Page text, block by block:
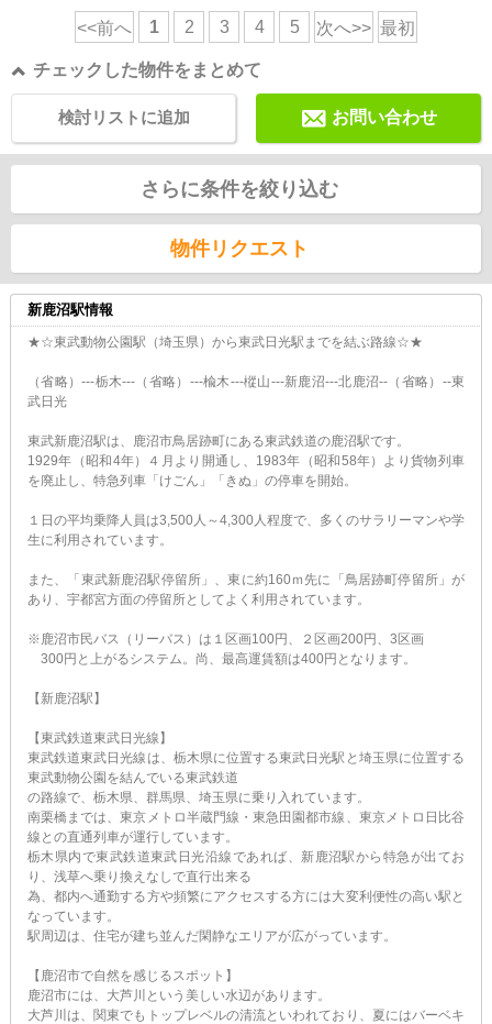
<<前へ 1 2 3 4 5 次へ>> 最初
チェックした物件をまとめて
お問い合わせ
検討リストに追加
さらに条件を絞り込む
物件リクエスト
新鹿沼駅情報
★☆東武動物公園駅（埼玉県）から東武日光駅までを結ぶ路線☆★
（省略）---栃木---（省略）---楡木---樅山---新鹿沼---北鹿沼--（省略）--東
武日光
東武新鹿沼駅は、鹿沼市鳥居跡町にある東武鉄道の鹿沼駅です。
1929年（昭和4年）４月より開通し、1983年（昭和58年）より貨物列車
を廃止し、特急列車「けごん」「きぬ」の停車を開始。
１日の平均乗降人員は3,500人～4,300人程度で、多くのサラリーマンや学
生に利用されています。
また、「東武新鹿沼駅停留所」、東に約160ｍ先に「鳥居跡町停留所」が
あり、宇都宮方面の停留所としてよく利用されています。
※鹿沼市民バス（リーバス）は１区画100円、２区画200円、3区画
300円と上がるシステム。尚、最高運賃額は400円となります。
【新鹿沼駅】
【東武鉄道東武日光線】
東武鉄道東武日光線は、栃木県に位置する東武日光駅と埼玉県に位置する
東武動物公園を結んでいる東武鉄道
の路線で、栃木県、群馬県、埼玉県に乗り入れています。
南栗橋までは、東京メトロ半蔵門線・東急田園都市線、東京メトロ日比谷
線との直通列車が運行しています。
栃木県内で東武鉄道東武日光沿線であれば、新鹿沼駅から特急が出てお
り、浅草へ乗り換えなしで直行出来る
為、都内へ通勤する方や頻繁にアクセスする方には大変利便性の高い駅と
なっています。
駅周辺は、住宅が建ち並んだ閑静なエリアが広がっています。
【鹿沼市で自然を感じるスポット】
鹿沼市には、大芦川という美しい水辺があります。
大芦川は、関東でもトップレベルの清流といわれており、夏にはバーベキ